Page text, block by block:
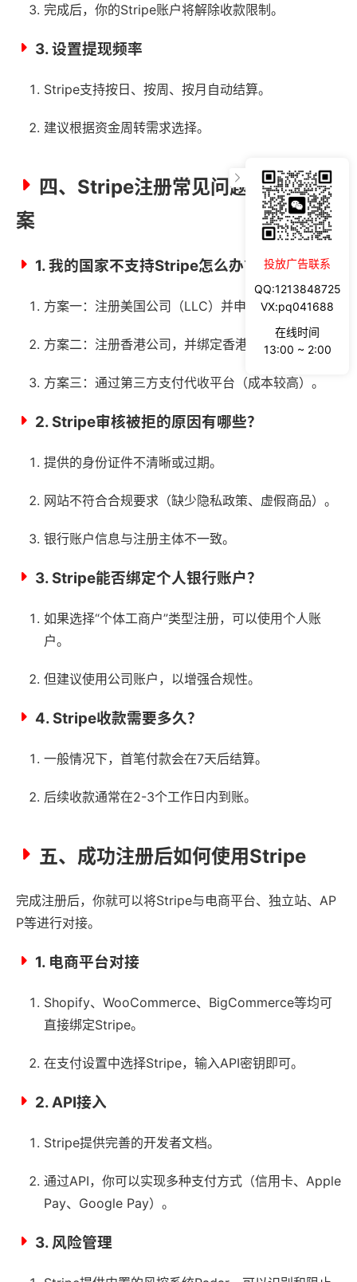
完成后，你的Stripe账户将解除收款限制。
3. 设置提现频率
Stripe支持按日、按周、按月自动结算。
建议根据资金周转需求选择。
四、Stripe注册常见问题与解决方
案
1. 我的国家不支持Stripe怎么办？
方案一：注册美国公司（LLC）并申请EIN。
方案二：注册香港公司，并绑定香港银行账户。
方案三：通过第三方支付代收平台（成本较高）。
2. Stripe审核被拒的原因有哪些？
提供的身份证件不清晰或过期。
网站不符合合规要求（缺少隐私政策、虚假商品）。
银行账户信息与注册主体不一致。
3. Stripe能否绑定个人银行账户？
如果选择“个体工商户”类型注册，可以使用个人账
户。
但建议使用公司账户，以增强合规性。
4. Stripe收款需要多久？
一般情况下，首笔付款会在7天后结算。
后续收款通常在2-3个工作日内到账。
五、成功注册后如何使用Stripe
完成注册后，你就可以将Stripe与电商平台、独立站、AP
P等进行对接。
1. 电商平台对接
Shopify、WooCommerce、BigCommerce等均可
直接绑定Stripe。
在支付设置中选择Stripe，输入API密钥即可。
2. API接入
Stripe提供完善的开发者文档。
通过API，你可以实现多种支付方式（信用卡、Apple
Pay、Google Pay）。
3. 风险管理
投放广告联系
QQ:1213848725
VX:pq041688
在线时间
13:00 ~ 2:00